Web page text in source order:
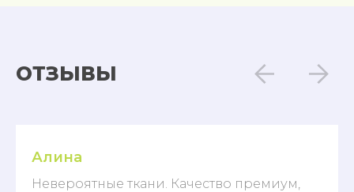
ОТЗЫВЫ
Алина
Невероятные ткани. Качество премиум,